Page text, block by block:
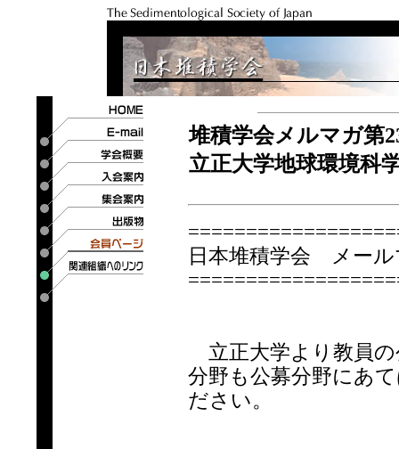
堆積学会メルマガ第
立正大学地球環境科
日本堆積学会 メー
立正大学より教員の
分野も公募分野にあ
ださい。